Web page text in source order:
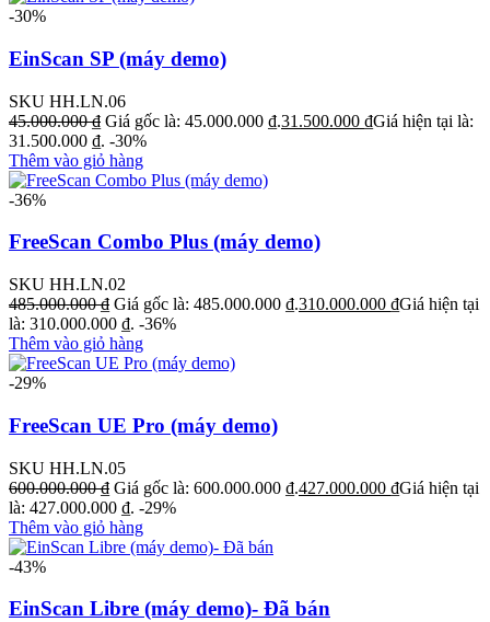
-30%
EinScan SP (máy demo)
SKU HH.LN.06
45.000.000₫ Giá gốc là: 45.000.000 ₫.31.500.000 ₫Giá hiện tại là:
31.500.000 ₫. -30%
Thêm vào giỏ hàng
-36%
FreeScan Combo Plus (máy demo)
SKU HH.LN.02
485.000.000₫ Giá gốc là: 485.000.000 ₫.310.000.000 ₫Giá hiện tại
là: 310.000.000 ₫. -36%
Thêm vào giỏ hàng
-29%
FreeScan UE Pro (máy demo)
SKU HH.LN.05
600.000.000₫ Giá gốc là: 600.000.000 ₫.427.000.000 ₫Giá hiện tại
là: 427.000.000 ₫. -29%
Thêm vào giỏ hàng
-43%
EinScan Libre (máy demo)- Đã bán